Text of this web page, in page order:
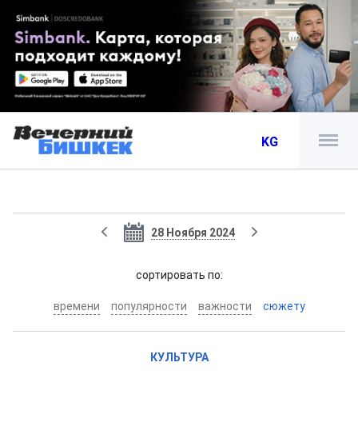
KG
28 Ноября 2024
cортировать по:
времени популярности важности сюжету
КУЛЬТУРА